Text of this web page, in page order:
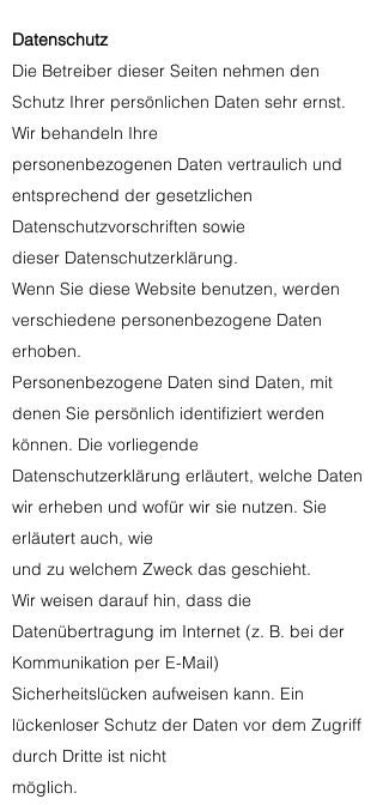
Datenschutz
Die Betreiber dieser Seiten nehmen den
Schutz Ihrer persönlichen Daten sehr ernst.
Wir behandeln Ihre
personenbezogenen Daten vertraulich und
entsprechend der gesetzlichen
Datenschutzvorschriften sowie
dieser Datenschutzerklärung.
Wenn Sie diese Website benutzen, werden
verschiedene personenbezogene Daten
erhoben.
Personenbezogene Daten sind Daten, mit
denen Sie persönlich identifiziert werden
können. Die vorliegende
Datenschutzerklärung erläutert, welche Daten
wir erheben und wofür wir sie nutzen. Sie
erläutert auch, wie
und zu welchem Zweck das geschieht.
Wir weisen darauf hin, dass die
Datenübertragung im Internet (z. B. bei der
Kommunikation per E-Mail)
Sicherheitslücken aufweisen kann. Ein
lückenloser Schutz der Daten vor dem Zugriff
durch Dritte ist nicht
möglich.